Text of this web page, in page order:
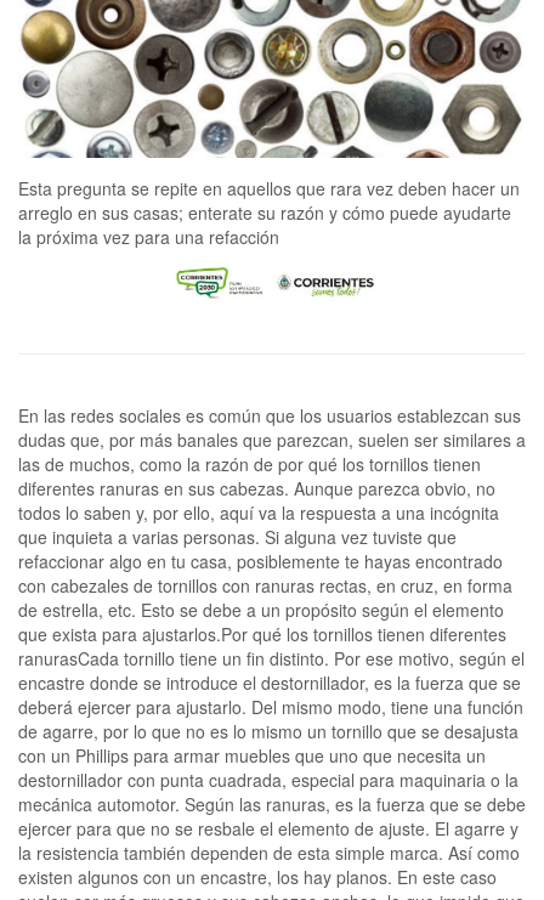
Esta pregunta se repite en aquellos que rara vez deben hacer un
arreglo en sus casas; enterate su razón y cómo puede ayudarte
la próxima vez para una refacción
En las redes sociales es común que los usuarios establezcan sus
dudas que, por más banales que parezcan, suelen ser similares a
las de muchos, como la razón de por qué los tornillos tienen
diferentes ranuras en sus cabezas. Aunque parezca obvio, no
todos lo saben y, por ello, aquí va la respuesta a una incógnita
que inquieta a varias personas. Si alguna vez tuviste que
refaccionar algo en tu casa, posiblemente te hayas encontrado
con cabezales de tornillos con ranuras rectas, en cruz, en forma
de estrella, etc. Esto se debe a un propósito según el elemento
que exista para ajustarlos.Por qué los tornillos tienen diferentes
ranurasCada tornillo tiene un fin distinto. Por ese motivo, según el
encastre donde se introduce el destornillador, es la fuerza que se
deberá ejercer para ajustarlo. Del mismo modo, tiene una función
de agarre, por lo que no es lo mismo un tornillo que se desajusta
con un Phillips para armar muebles que uno que necesita un
destornillador con punta cuadrada, especial para maquinaria o la
mecánica automotor. Según las ranuras, es la fuerza que se debe
ejercer para que no se resbale el elemento de ajuste. El agarre y
la resistencia también dependen de esta simple marca. Así como
existen algunos con un encastre, los hay planos. En este caso